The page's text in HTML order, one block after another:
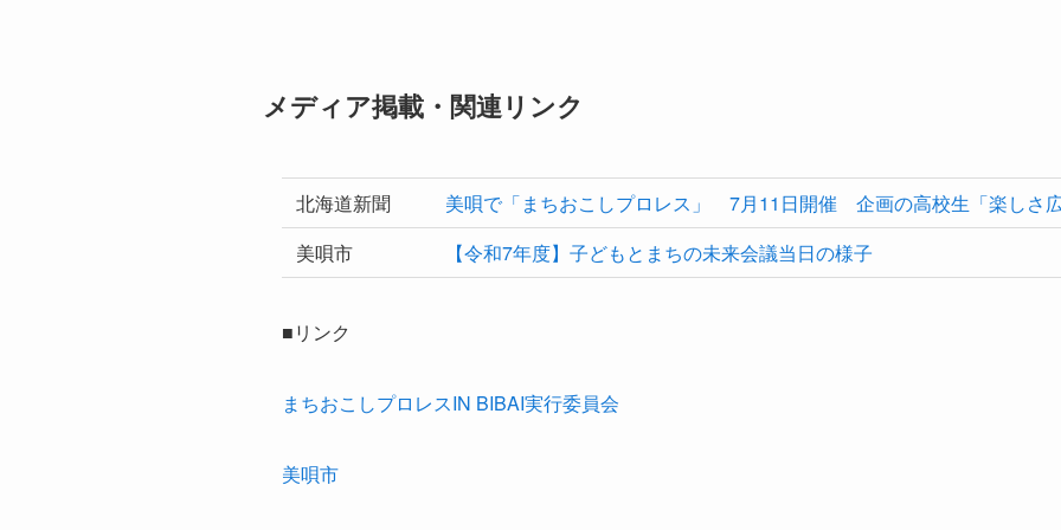
メディア掲載・関連リンク
北海道新聞
美唄で「まちおこしプロレス」 7月11日開催 企画の高校生「楽しさ広
美唄市
【令和7年度】子どもとまちの未来会議当日の様子
■リンク
まちおこしプロレスIN BIBAI実行委員会
美唄市